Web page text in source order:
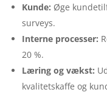
Kunde: Øge
surveys.
Interne processer:
20 %.
Læring og vækst:
kvalitetskaffe og